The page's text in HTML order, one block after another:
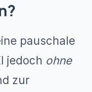
pauschale
jedoch ohne
zur